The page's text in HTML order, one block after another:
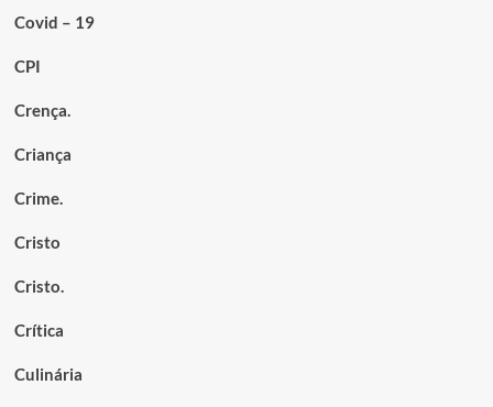
Covid – 19
CPI
Crença.
Criança
Crime.
Cristo
Cristo.
Crítica
Culinária